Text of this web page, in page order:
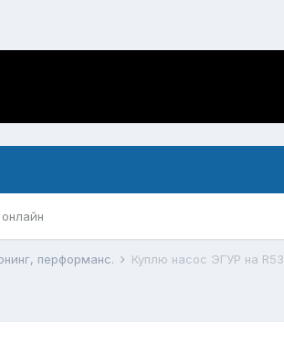
перформанс. Куплю насос ЭГУР на R53